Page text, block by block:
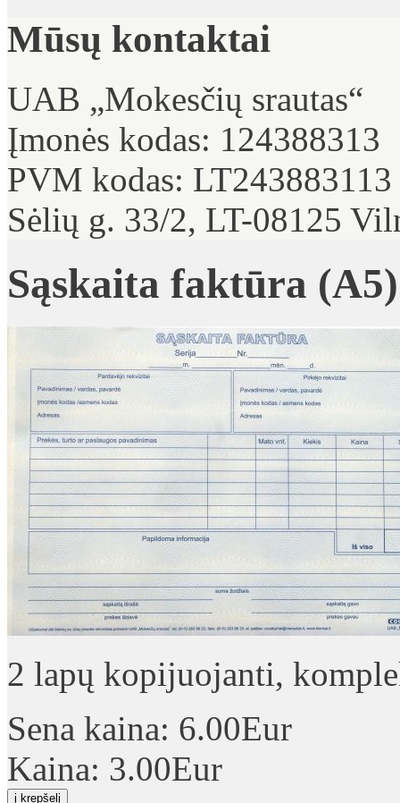
Mūsų kontaktai
UAB „Mokesčių srautas“
Įmonės kodas: 124388313
PVM kodas: LT243883113
Sėlių g. 33/2, LT-08125
Sąskaita faktūra (A5)
2 lapų kopijuojanti,
Sena kaina: 6.00Eur
Kaina: 3.00Eur